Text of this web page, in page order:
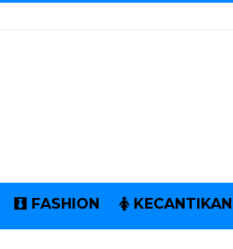
FASHION KECANTIKAN